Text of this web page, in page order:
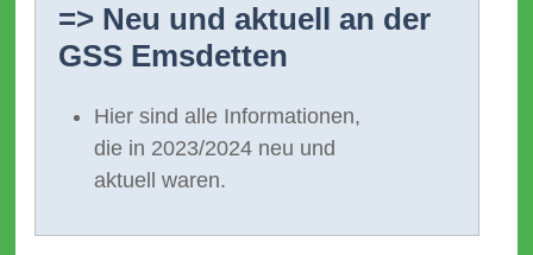
=> Neu und aktuell an der
GSS Emsdetten
Hier sind alle Informationen,
die in 2023/2024 neu und
aktuell waren.